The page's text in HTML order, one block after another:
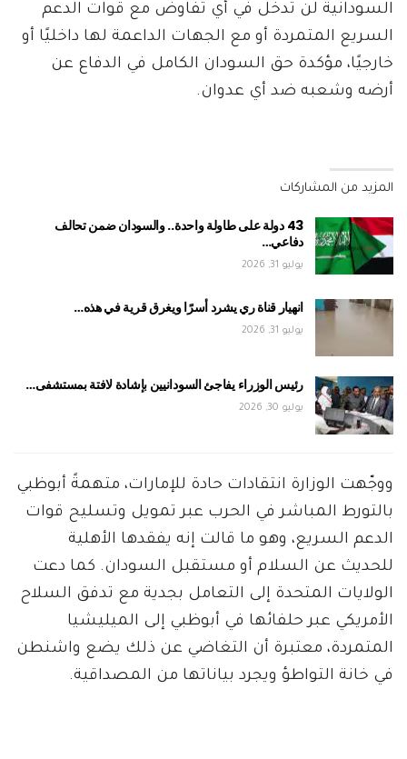
السودانية لن تدخل في أي تفاوض مع قوات الدعم
السريع المتمردة أو مع الجهات الداعمة لها داخليًا أو
خارجيًا، مؤكدة حق السودان الكامل في الدفاع عن
أرضه وشعبه ضد أي عدوان.
المزيد من المشاركات
43 دولة على طاولة واحدة.. والسودان ضمن تحالف
دفاعي…
يوليو 31, 2026
انهيار قناة ري يشرد أسرًا ويغرق قرية في هذه…
يوليو 31, 2026
رئيس الوزراء يفاجئ السودانيين بإشادة لافتة بمستشفى…
يوليو 30, 2026
ووجّهت الوزارة انتقادات حادة للإمارات، متهمةً أبوظبي
بالتورط المباشر في الحرب عبر تمويل وتسليح قوات
الدعم السريع، وهو ما قالت إنه يفقدها الأهلية
للحديث عن السلام أو مستقبل السودان. كما دعت
الولايات المتحدة إلى التعامل بجدية مع تدفق السلاح
الأمريكي عبر حلفائها في أبوظبي إلى الميليشيا
المتمردة، معتبرة أن التغاضي عن ذلك يضع واشنطن
في خانة التواطؤ ويجرد بياناتها من المصداقية.